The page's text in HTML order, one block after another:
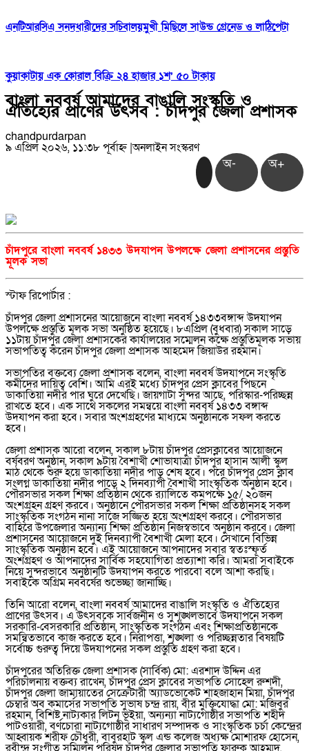
এনটিআরসিএ সনদধারীদের সচিবালয়মুখী মিছিলে সাউন্ড গ্রেনেড ও লাঠিপেটা
কুয়াকাটায় এক কোরাল বিক্রি ২৪ হাজার ১শ’ ৫০ টাকায়
বাংলা নববর্ষ আমাদের বাঙালি সংস্কৃতি ও
ঐতিহ্যের প্রাণের উৎসব : চাঁদপুর জেলা প্রশাসক
chandpurdarpan
৯ এপ্রিল ২০২৬, ১১:৩৮ পূর্বাহ্ন|অনলাইন সংস্করণ
অ- অ+
চাঁদপুরে বাংলা নববর্ষ ১৪৩৩ উদযাপন উপলক্ষে জেলা প্রশাসনের প্রস্তুতি
মূলক সভা
স্টাফ রিপোর্টার :
চাঁদপুর জেলা প্রশাসনের আয়োজনে বাংলা নববর্ষ ১৪৩৩বঙ্গাব্দ উদযাপন
উপলক্ষে প্রস্তুতি মূলক সভা অনুষ্ঠিত হয়েছে। ৮এপ্রিল (বুধবার) সকাল সাড়ে
১১টায় চাঁদপুর জেলা প্রশাসকের কার্যালয়ের সম্মেলন কক্ষে প্রস্তুতিমূলক সভায়
সভাপতিত্ব করেন চাঁদপুর জেলা প্রশাসক আহমেদ জিয়াউর রহমান।
সভাপতির বক্তব্যে জেলা প্রশাসক বলেন, বাংলা নববর্ষ উদযাপনে সংস্কৃতি
কর্মীদের দায়িত্ব বেশি। আমি এরই মধ্যে চাঁদপুর প্রেস ক্লাবের পিছনে
ডাকাতিয়া নদীর পার ঘুরে দেখেছি। জায়গাটা সুন্দর আছে, পরিস্কার-পরিচ্ছন্ন
রাখতে হবে। এক সাথে সকলের সমন্বয়ে বাংলা নববর্ষ ১৪৩৩ বঙ্গাব্দ
উদযাপন করা হবে। সবার অংশগ্রহণের মাধ্যমে অনুষ্ঠানকে সফল করতে
হবে।
জেলা প্রশাসক আরো বলেন, সকাল ৮টায় চাঁদপুর প্রেসক্লাবের আয়োজনে
বর্ষবরণ অনুষ্ঠান, সকাল ৯টায় বৈশাখী শোভাযাত্রা চাঁদপুর হাসান আলী স্কুল
মাঠ থেকে শুরু হয়ে ডাকাতিয়া নদীর পাড় শেষ হবে। পরে চাঁদপুর প্রেস ক্লাব
সংলগ্ন ডাকাতিয়া নদীর পাড়ে ২ দিনব্যাপী বৈশাখী সাংস্কৃতিক অনুষ্ঠান হবে।
পৌরসভার সকল শিক্ষা প্রতিষ্ঠান থেকে র‌্যালিতে কমপক্ষে ১৫/ ২০জন
অংশগ্রহন গ্রহণ করবে। অনুষ্ঠানে পৌরসভার সকল শিক্ষা প্রতিষ্ঠানসহ সকল
সাংস্কৃতিক সংগঠন নানা সাজে সজ্জিত হয়ে অংশগ্রহণ করবে। পৌরসভার
বাহিরে উপজেলার অন্যান্য শিক্ষা প্রতিষ্ঠান নিজস্বভাবে অনুষ্ঠান করবে। জেলা
প্রশাসনের আয়োজনে দুই দিনব্যাপী বৈশাখী মেলা হবে। সেখানে বিভিন্ন
সাংস্কৃতিক অনুষ্ঠান হবে। এই আয়োজনে আপনাদের সবার স্বতঃস্ফূর্ত
অংশগ্রহণ ও আপনাদের সার্বিক সহযোগিতা প্রত্যাশা করি। আমরা সবাইকে
নিয়ে সুন্দরভাবে অনুষ্ঠানটি উদযাপন করতে পারবো বলে আশা করছি।
সবাইকে অগ্রিম নববর্ষের শুভেচ্ছা জানাচ্ছি।
তিনি আরো বলেন, বাংলা নববর্ষ আমাদের বাঙালি সংস্কৃতি ও ঐতিহ্যের
প্রাণের উৎসব। এ উৎসবকে সার্বজনীন ও সুশৃঙ্খলভাবে উদযাপনে সকল
সরকারি-বেসরকারি প্রতিষ্ঠান, সাংস্কৃতিক সংগঠন এবং শিক্ষাপ্রতিষ্ঠানকে
সমন্বিতভাবে কাজ করতে হবে। নিরাপত্তা, শৃঙ্খলা ও পরিচ্ছন্নতার বিষয়টি
সর্বোচ্চ গুরুত্ব দিয়ে উদযাপনের সকল প্রস্তুতি গ্রহণ করা হবে।
চাঁদপুরের অতিরিক্ত জেলা প্রশাসক (সার্বিক) মো: এরশাদ উদ্দিন এর
পরিচালনায় বক্তব্য রাখেন, চাঁদপুর প্রেস ক্লাবের সভাপতি সোহেল রুশদী,
চাঁদপুর জেলা জামায়াতের সেক্রেটারী অ্যাডভোকেট শাহজাহান মিয়া, চাঁদপুর
চেম্বার অব কমার্সের সভাপতি সুভাষ চন্দ্র রায়, বীর মুক্তিযোদ্ধা মো: মজিবুর
রহমান, বিশিষ্ট নাট্যকার লিটন ভূইয়া, অন্যন্যা নাট্যগোষ্ঠীর সভাপতি শহীদ
পাটওয়ারী, বর্ণচোরা নাট্যগোষ্ঠীর সাধারণ সম্পাদক ও সাংস্কৃতিক চর্চা কেন্দ্রের
আহ্বায়ক শরীফ চৌধুরী, বাবুরহাট স্কুল এন্ড কলেজ অধ্যক্ষ মোশারফ হোসেন,